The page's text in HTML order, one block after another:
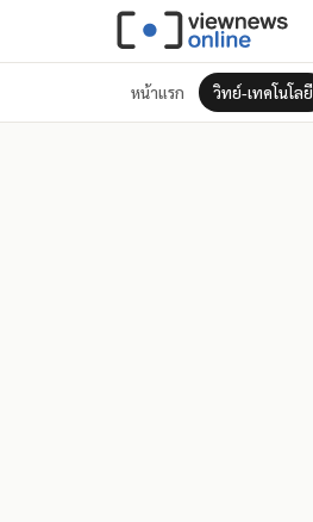
หน้าแรก วิทย์-เทคโนโลยี